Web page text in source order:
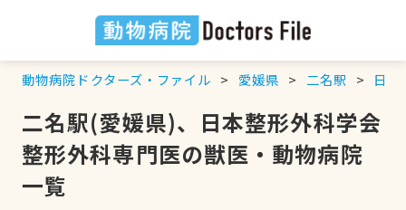
動物病院ドクターズ・ファイル 愛媛県 二名駅 日本
二名駅(愛媛県)、日本整形外科学会
整形外科専門医の獣医・動物病院
一覧